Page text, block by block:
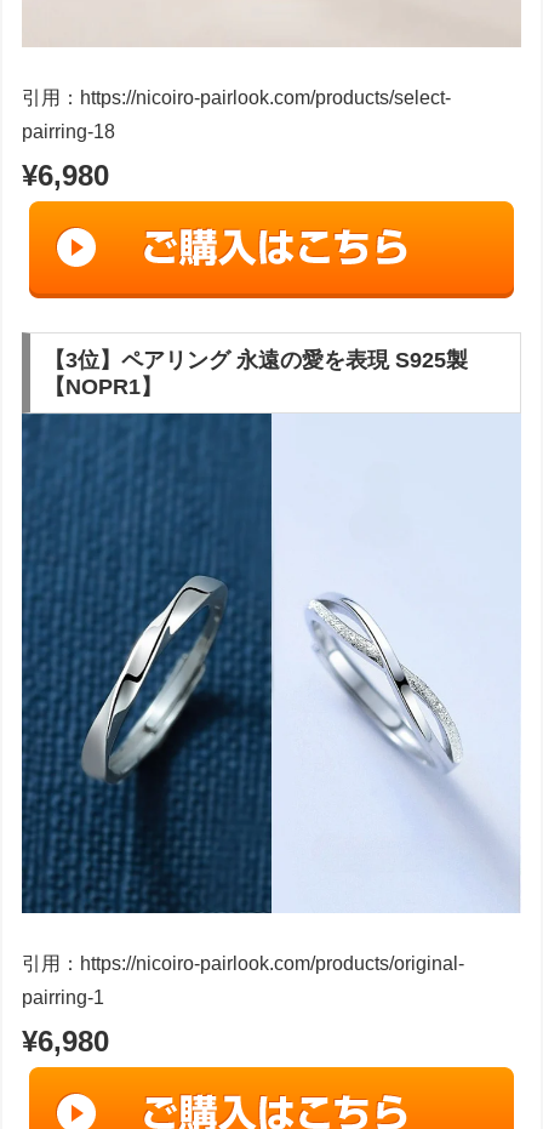
引用：https://nicoiro-pairlook.com/products/select-
pairring-18
¥6,980
【3位】ペアリング 永遠の愛を表現 S925製
【NOPR1】
引用：https://nicoiro-pairlook.com/products/original-
pairring-1
¥6,980